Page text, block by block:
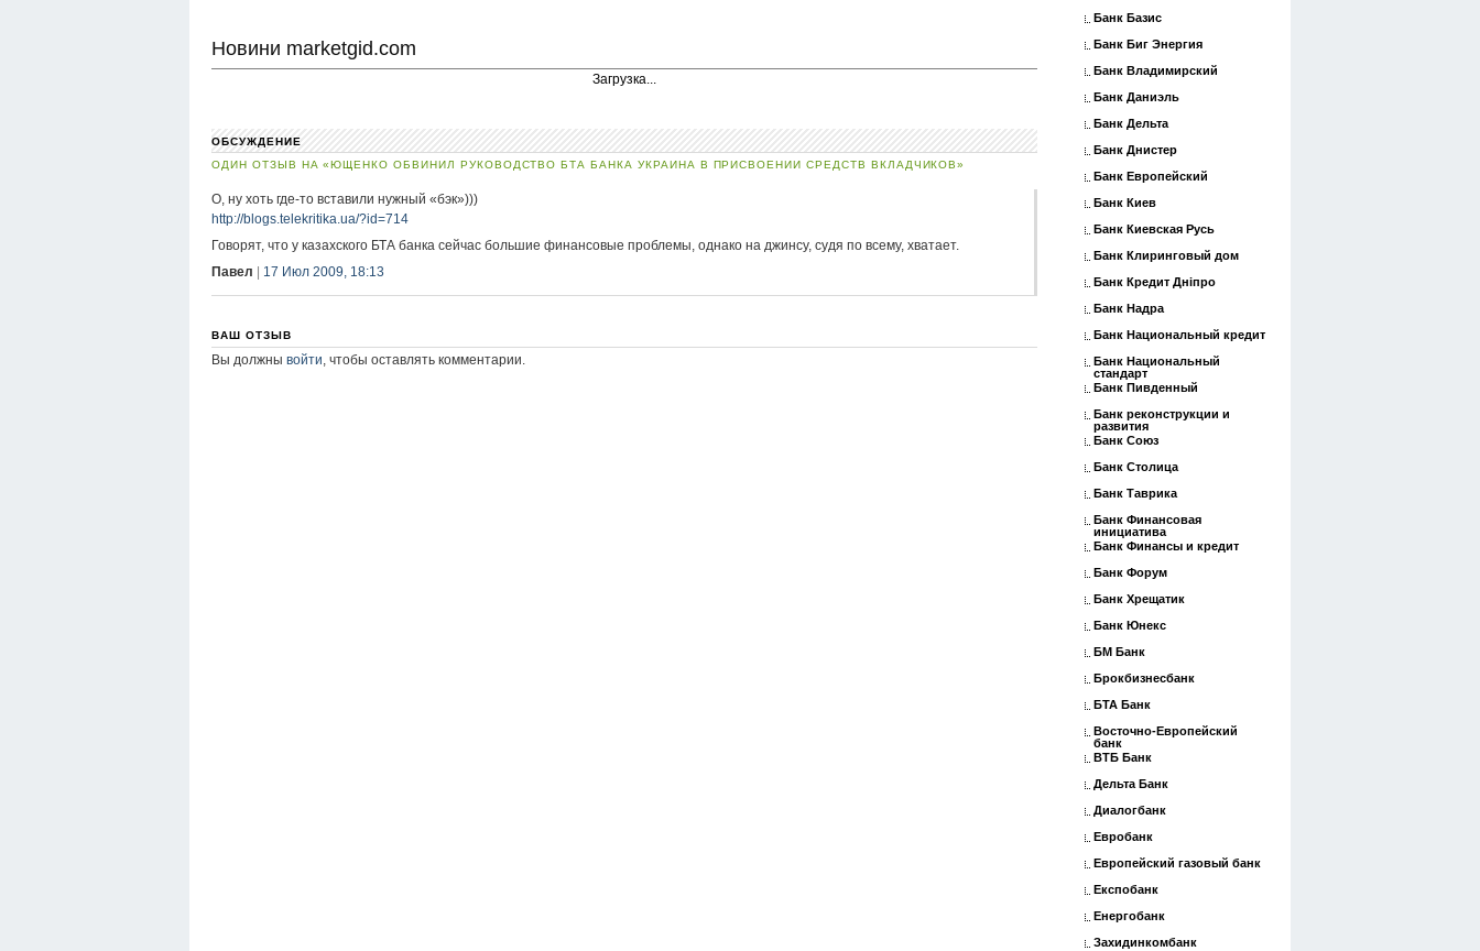
Новини marketgid.com
Загрузка...
ОБСУЖДЕНИЕ
ОДИН ОТЗЫВ НА «ЮЩЕНКО ОБВИНИЛ РУКОВОДСТВО БТА БАНКА УКРАИНА В ПРИСВОЕНИИ СРЕДСТВ ВКЛАДЧИКОВ»
О, ну хоть где-то вставили нужный «бэк»)))
http://blogs.telekritika.ua/?id=714
Говорят, что у казахского БТА банка сейчас большие финансовые проблемы, однако на джинсу, судя по всему, хватает.
Павел
17 Июл 2009, 18:13
ВАШ ОТЗЫВ
Вы должны войти, чтобы оставлять комментарии.
Банк Базис
Банк Биг Энергия
Банк Владимирский
Банк Даниэль
Банк Дельта
Банк Днистер
Банк Европейский
Банк Киев
Банк Киевская Русь
Банк Клиринговый дом
Банк Кредит Дніпро
Банк Надра
Банк Национальный кредит
Банк Национальный
стандарт
Банк Пивденный
Банк реконструкции и
развития
Банк Союз
Банк Столица
Банк Таврика
Банк Финансовая
инициатива
Банк Финансы и кредит
Банк Форум
Банк Хрещатик
Банк Юнекс
БМ Банк
Брокбизнесбанк
БТА Банк
Восточно-Европейский
банк
ВТБ Банк
Дельта Банк
Диалогбанк
Евробанк
Европейский газовый банк
Експобанк
Енергобанк
Захидинкомбанк